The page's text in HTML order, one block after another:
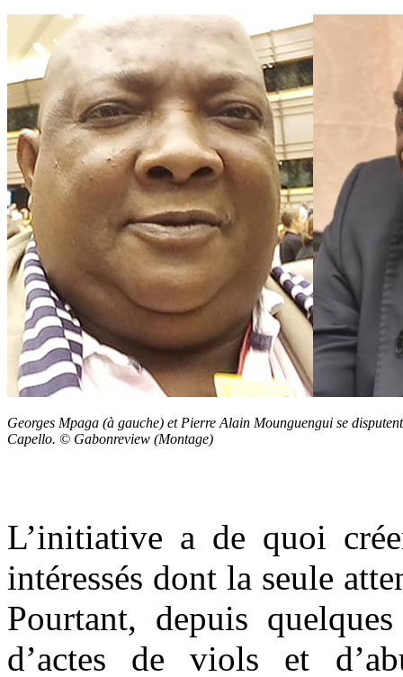
Georges Mpaga (à gauche) et Pierre Alain Mounguengui se
Capello. © Gabonreview (Montage)
L’initiative a de quoi
intéressés dont la seule
Pourtant, depuis
d’actes de viols et